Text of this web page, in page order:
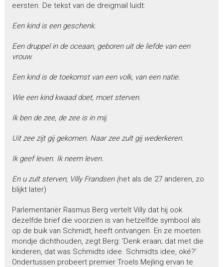
eersten. De tekst van de dreigmail luidt:
Een kind is een geschenk.
Een druppel in de oceaan, geboren uit de liefde van een
vrouw.
Een kind is de toekomst van een volk, van een natie.
Wie een kind kwaad doet, moet sterven.
Ik ben de zee, de zee is in mij.
Uit zee zijt gij gekomen. Naar zee zult gij wederkeren.
Ik geef leven. Ik neem leven.
En u zult sterven, Villy Frandsen (net als de 27 anderen, zo
blijkt later)
Parlementariër Rasmus Berg vertelt Villy dat hij ook
dezelfde brief die voorzien is van hetzelfde symbool als
op de buik van Schmidt, heeft ontvangen. En ze moeten
mondje dichthouden, zegt Berg: ’Denk eraan; dat met die
kinderen, dat was Schmidts idee. Schmidts idee, oké?’
Ondertussen probeert premier Troels Mejling ervan te